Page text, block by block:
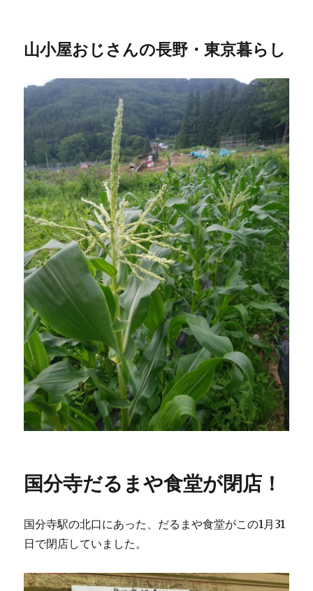
山小屋おじさんの長野・東京暮らし
国分寺だるまや食堂が閉店！
国分寺駅の北口にあった、だるまや食堂がこの1月31
日で閉店していました。